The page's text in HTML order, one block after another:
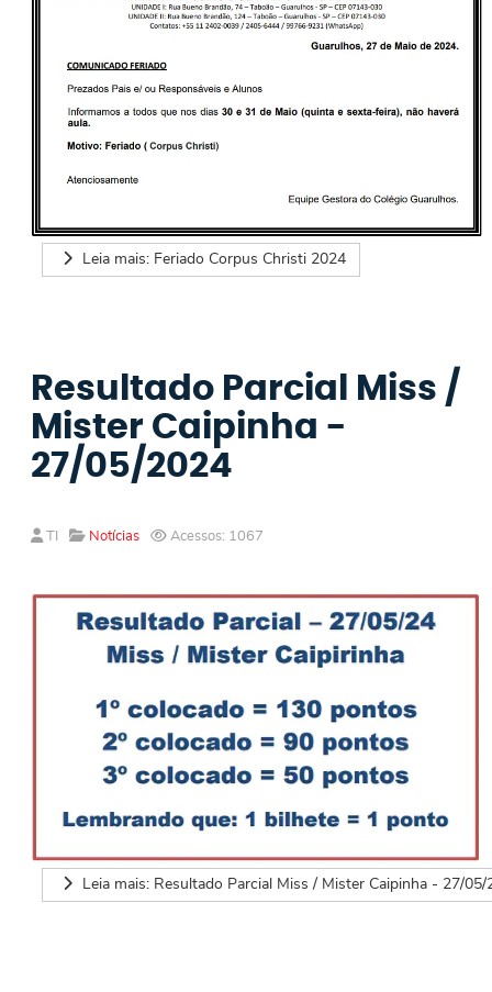
Leia mais: Feriado Corpus Christi 2024
Resultado Parcial Miss /
Mister Caipinha -
27/05/2024
Notícias Acessos: 1067
Leia mais: Resultado Parcial Miss / Mister Caipinha - 27/05/